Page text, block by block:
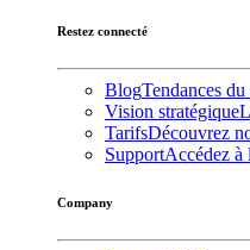
Restez connecté
BlogTendances
Vision stratégique
TarifsDécouvrez
SupportAccédez à
Company